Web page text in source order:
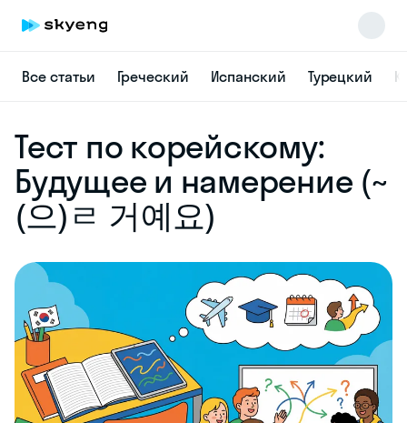
Все статьи Греческий Испанский Турецкий
Тест по корейскому:
Будущее и намерение (~
(으)ㄹ 거예요)
online